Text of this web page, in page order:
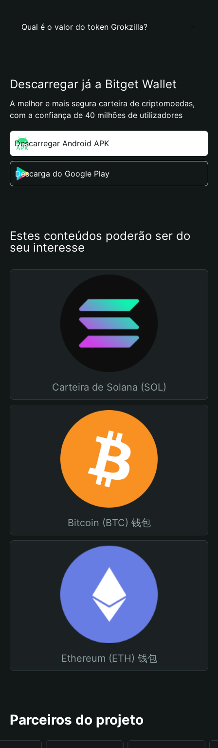
Qual é o valor do token Grokzilla?
Descarregar já a Bitget Wallet
A melhor e mais segura carteira de criptomoedas,
com a confiança de 40 milhões de utilizadores
Descarregar Android APK
Descarga do Google Play
Estes conteúdos poderão ser do
seu interesse
Carteira de Solana (SOL)
Bitcoin (BTC) 钱包
Ethereum (ETH) 钱包
Parceiros do projeto